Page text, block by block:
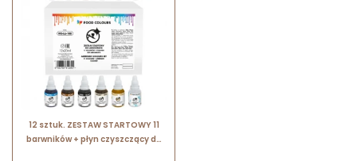
12 sztuk. ZESTAW STARTOWY 11
barwników + płyn czyszczący do